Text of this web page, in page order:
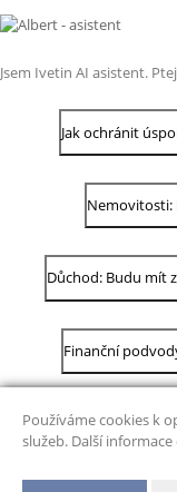
Používáme cookies k
služeb. Další
Jsem Ivetin AI asistent.
Jak ochránit
Nemovitosti:
Důchod: Budu mít
Finanční